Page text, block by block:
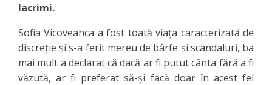
lacrimi.
Sofia Vicoveanca a fost toată viața caracterizată de
discreție și s-a ferit mereu de bârfe și scandaluri, ba
mai mult a declarat că dacă ar fi putut cânta fără a fi
văzută, ar fi preferat să-și facă doar în acest fel